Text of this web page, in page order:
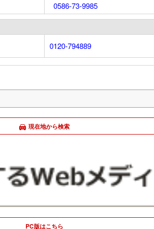
0586-73-9985
0120-794889
現在地から検索
PC版はこちら